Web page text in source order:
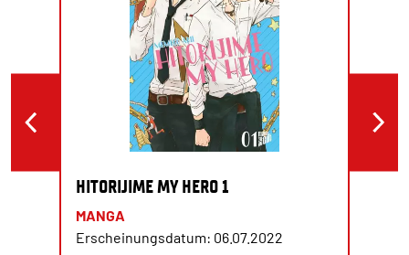
HITORIJIME MY HERO 1
MANGA
Erscheinungsdatum: 06.07.2022